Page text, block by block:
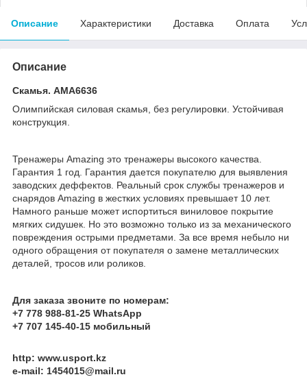
Описание Характеристики Доставка Оплата
Описание
Скамья. АМА6636
Олимпийская силовая скамья, без регулировки. Устойчивая
конструкция.
Тренажеры Amazing это тренажеры высокого качества.
Гарантия 1 год. Гарантия дается покупателю для выявления
заводских деффектов. Реальный срок службы тренажеров и
снарядов Amazing в жестких условиях превышает 10 лет.
Намного раньше может испортиться виниловое покрытие
мягких сидушек. Но это возможно только из за механического
повреждения острыми предметами. За все время небыло ни
одного обращения от покупателя о замене металлических
деталей, тросов или роликов.
Для заказа звоните по номерам:
+7 778 988-81-25 WhatsApp
+7 707 145-40-15 мобильный
http: www.usport.kz
e-mail: 1454015@mail.ru